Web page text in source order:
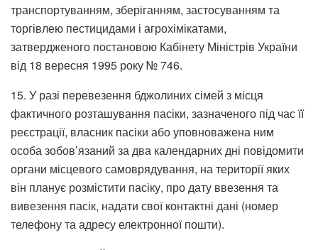
транспортуванням, зберіганням, застосуванням та
торгівлею пестицидами і агрохімікатами,
затвердженого постановою Кабінету Міністрів України
від 18 вересня 1995 року № 746.
15. У разі перевезення бджолиних сімей з місця
фактичного розташування пасіки, зазначеного під час її
реєстрації, власник пасіки або уповноважена ним
особа зобов’язаний за два календарних дні повідомити
органи місцевого самоврядування, на території яких
він планує розмістити пасіку, про дату ввезення та
вивезення пасік, надати свої контактні дані (номер
телефону та адресу електронної пошти).